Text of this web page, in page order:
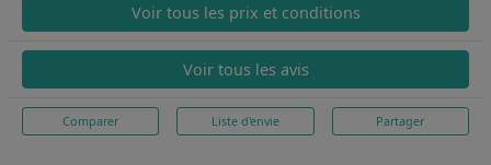
Voir tous les prix et conditions
Voir tous les avis
Comparer Liste d'envie Partager